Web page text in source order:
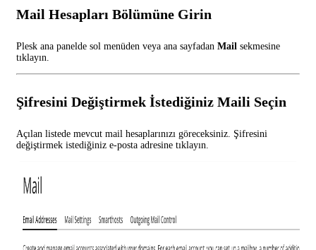
Mail Hesapları Bölümüne Girin
Plesk ana panelde sol menüden veya ana sayfadan Mail sekmesine
tıklayın.
Şifresini Değiştirmek İstediğiniz Maili Seçin
Açılan listede mevcut mail hesaplarınızı göreceksiniz. Şifresini
değiştirmek istediğiniz e-posta adresine tıklayın.